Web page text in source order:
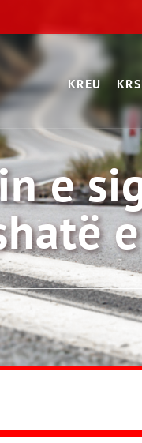
KREU
e
e